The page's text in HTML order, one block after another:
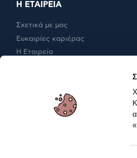
Η ΕΤΑΙΡΕΙΑ
Σχετικά με μας
Ευκαιρίες καριέρας
Η Εταιρεία
ΓΙΑ ΕΠΑΓΓΕΛΜΑΤΙΕΣ